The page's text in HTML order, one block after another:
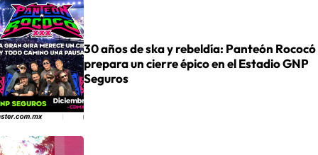
30 años de ska y rebeldía: Panteón Rococó
prepara un cierre épico en el Estadio GNP
Seguros